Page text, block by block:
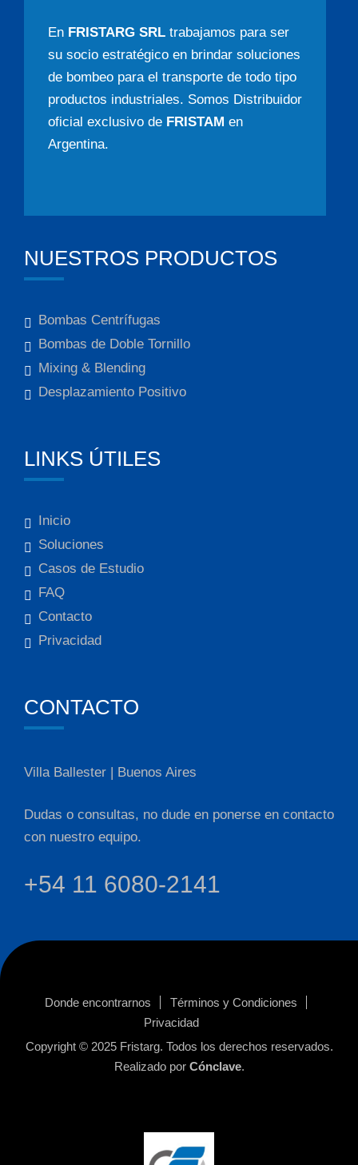
En FRISTARG SRL trabajamos para ser
su socio estratégico en brindar soluciones
de bombeo para el transporte de todo tipo
productos industriales. Somos Distribuidor
oficial exclusivo de FRISTAM en
Argentina.
NUESTROS PRODUCTOS
Bombas Centrífugas
Bombas de Doble Tornillo
Mixing & Blending
Desplazamiento Positivo
LINKS ÚTILES
Inicio
Soluciones
Casos de Estudio
FAQ
Contacto
Privacidad
CONTACTO
Villa Ballester | Buenos Aires
Dudas o consultas, no dude en ponerse en contacto
con nuestro equipo.
+54 11 6080-2141
Donde encontrarnos
Términos y Condiciones
Privacidad
Copyright © 2025 Fristarg. Todos los derechos reservados.
Realizado por Cónclave.